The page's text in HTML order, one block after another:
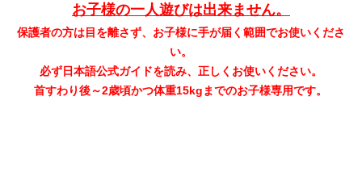
お子様の一人遊びは出来ません。
保護者の方は目を離さず、お子様に手が届く範囲でお使いくださ
い。
必ず日本語公式ガイドを読み、正しくお使いください。
首すわり後～2歳頃かつ体重15kgまでのお子様専用です。